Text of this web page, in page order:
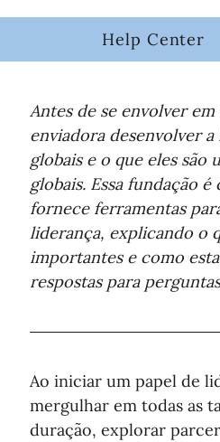
Help Center
Antes de se envolver
enviadora desenvolver
globais e o que eles são
globais. Essa fundação
fornece ferramentas
liderança, explicando o
importantes e como
respostas para
Ao iniciar um papel de
mergulhar em todas as
duração, explorar